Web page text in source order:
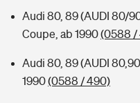
Audi 80, 89 (AUDI 80/
Coupe, ab 1990(0588 /
Audi 80, 89 (AUDI
1990(0588 / 490)